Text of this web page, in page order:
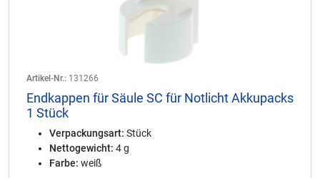
Artikel-Nr.: 131266
Endkappen für Säule SC für Notlicht Akkupacks
1 Stück
Verpackungsart: Stück
Nettogewicht: 4 g
Farbe: weiß